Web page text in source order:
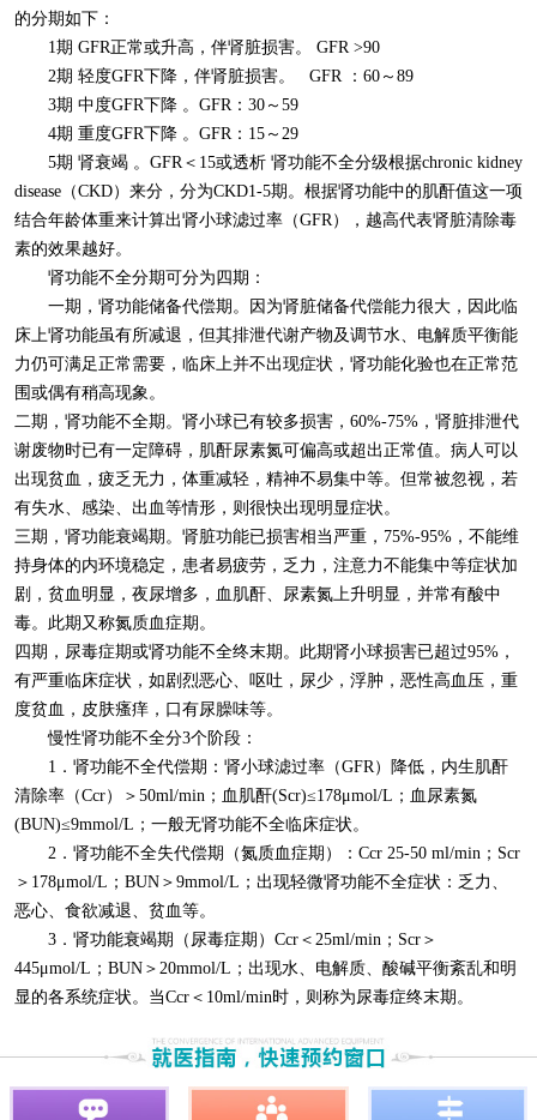
的分期如下：
1期 GFR正常或升高，伴肾脏损害。
GFR >90
2期 轻度GFR下降，伴肾脏损害。 GFR ：60～89
3期 中度GFR下降 。GFR：30～59
4期 重度GFR下降 。GFR：15～29
5期 肾衰竭 。GFR＜15或透析 肾功能不全分级根据chronic kidney
disease（CKD）来分，分为CKD1-5期。根据肾功能中的肌酐值这一项
结合年龄体重来计算出肾小球滤过率（GFR），越高代表肾脏清除毒
素的效果越好。
肾功能不全分期可分为四期：
一期，肾功能储备代偿期。因为肾脏储备代偿能力很大，因此临
床上肾功能虽有所减退，但其排泄代谢产物及调节水、电解质平衡能
力仍可满足正常需要，临床上并不出现症状，肾功能化验也在正常范
围或偶有稍高现象。
二期，肾功能不全期。肾小球已有较多损害，60%-75%，肾脏排泄代
谢废物时已有一定障碍，肌酐尿素氮可偏高或超出正常值。病人可以
出现贫血，疲乏无力，体重减轻，精神不易集中等。但常被忽视，若
有失水、感染、出血等情形，则很快出现明显症状。
三期，肾功能衰竭期。肾脏功能已损害相当严重，75%-95%，不能维
持身体的内环境稳定，患者易疲劳，乏力，注意力不能集中等症状加
剧，贫血明显，夜尿增多，血肌酐、尿素氮上升明显，并常有酸中
毒。此期又称氮质血症期。
四期，尿毒症期或肾功能不全终末期。此期肾小球损害已超过95%，
有严重临床症状，如剧烈恶心、呕吐，尿少，浮肿，恶性高血压，重
度贫血，皮肤瘙痒，口有尿臊味等。
慢性肾功能不全分3个阶段：
1 ．肾功能不全代偿期：肾小球滤过率（GFR）降低，内生肌酐
清除率（Ccr）＞50ml/min；血肌酐(Scr)≤178μmol/L；血尿素氮
(BUN)≤9mmol/L；一般无肾功能不全临床症状。
2 ．肾功能不全失代偿期（氮质血症期）：Ccr 25-50 ml/min；Scr
＞178μmol/L；BUN＞9mmol/L；出现轻微肾功能不全症状：乏力、
恶心、食欲减退、贫血等。
3 ．肾功能衰竭期（尿毒症期）Ccr＜25ml/min；Scr＞
445μmol/L；BUN＞20mmol/L；出现水、电解质、酸碱平衡紊乱和明
显的各系统症状。当Ccr＜10ml/min时，则称为尿毒症终末期。